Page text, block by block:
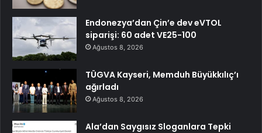
Endonezya’dan Çin’e dev eVTOL
siparişi: 60 adet VE25-100
Ağustos 8, 2026
TÜGVA Kayseri, Memduh Büyükkılıç’ı
ağırladı
Ağustos 8, 2026
Ala’dan Saygısız Sloganlara Tepki